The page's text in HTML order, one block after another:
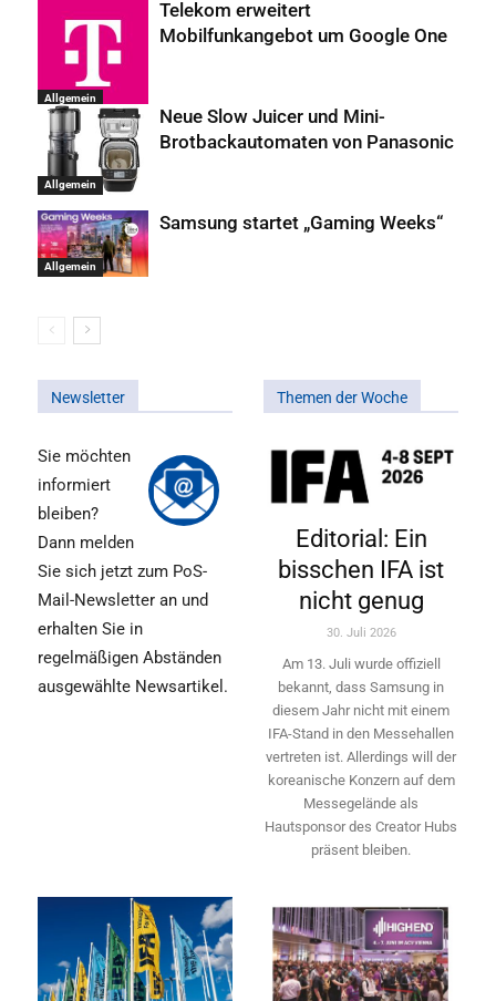
Allgemein
Telekom erweitert
Mobilfunkangebot um Google One
Allgemein
Neue Slow Juicer und Mini-
Brotbackautomaten von Panasonic
Allgemein
Samsung startet „Gaming Weeks“
Newsletter
Sie möchten
informiert
bleiben?
Dann melden
Sie sich jetzt zum PoS-
Mail-Newsletter an und
erhalten Sie in
regelmäßigen Abständen
ausgewählte Newsartikel.
Themen der Woche
Editorial: Ein
bisschen IFA ist
nicht genug
30. Juli 2026
Am 13. Juli wurde offiziell
bekannt, dass Samsung in
diesem Jahr nicht mit einem
IFA-Stand in den Messehallen
vertreten ist. Allerdings will ­der
koreanische Konzern auf dem
Messegelände als
Hautsponsor des Creator Hubs
präsent bleiben.